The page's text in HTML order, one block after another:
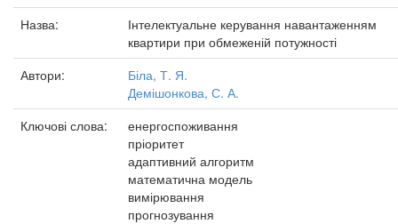
Назва:
Інтелектуальне керування навантаженням
квартири при обмеженій потужності
Автори:
Біла, Т. Я.
Демішонкова, С. А.
Ключові слова:
енергоспоживання
пріоритет
адаптивний алгоритм
математична модель
вимірювання
прогнозування